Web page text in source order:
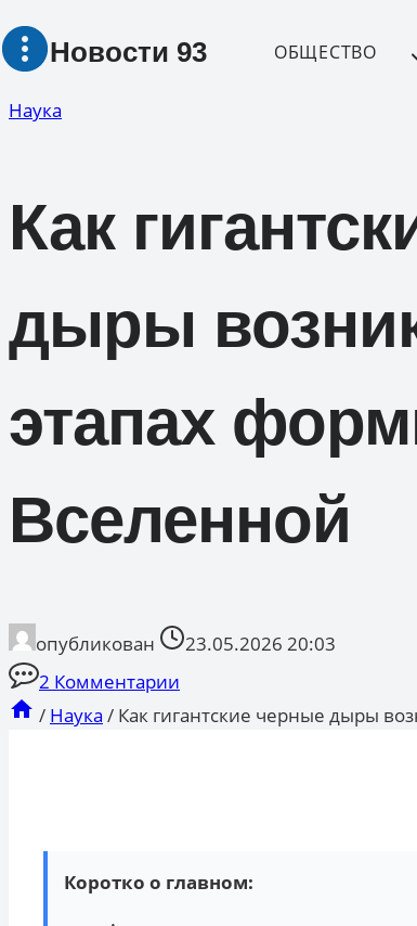
Перейти
Новости 93 ОБЩЕСТВО
Наука
Как
дыры
этапах
Вселенной
опубликован
23.05.2026 20:03
2 Комментарии
/ Наука / Как гигантские черные дыры
Коротко о главном: